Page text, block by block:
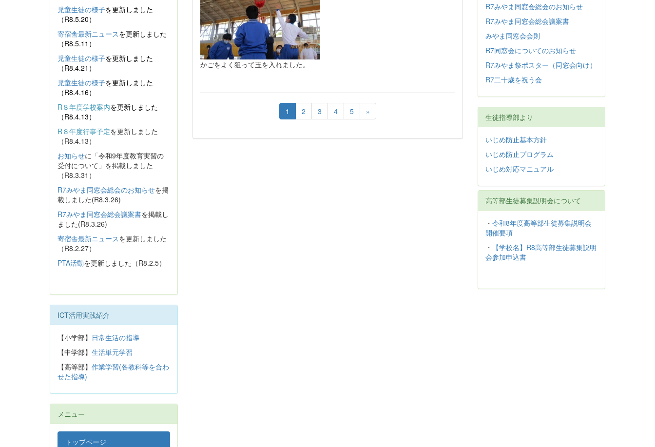
かごをよく狙って玉を入れました。
1 2 3 4 5 »
児童生徒の様子を更新しました
（R8.5.20）
寄宿舎最新ニュースを更新しました
（R8.5.11）
児童生徒の様子を更新しました
（R8.4.21）
児童生徒の様子を更新しました
（R8.4.16）
R８年度学校案内を更新しました
（R8.4.13）
R８年度行事予定を更新しました
（R8.4.13）
お知らせに「令和9年度教育実習の
受付について」を掲載しました
（R8.3.31）
R7みやま同窓会総会のお知らせを掲
載しました(R8.3.26)
R7みやま同窓会総会議案書を掲載し
ました(R8.3.26)
寄宿舎最新ニュースを更新しました
（R8.2.27）
PTA活動を更新しました（R8.2.5）
ICT活用実践紹介
【小学部】 日常生活の指導
【中学部】 生活単元学習
【高等部】 作業学習(各教科等を合わ
せた指導)
メニュー
トップページ
R7みやま同窓会総会のお知らせ
R7みやま同窓会総会議案書
みやま同窓会会則
R7同窓会についてのお知らせ
R7みやま祭ポスター（同窓会向け）
R7二十歳を祝う会
生徒指導部より
いじめ防止基本方針
いじめ防止プログラム
いじめ対応マニュアル
高等部生徒募集説明会について
・ 令和8年度高等部生徒募集説明会
開催要項
・
【学校名】R8高等部生徒募集説明
会参加申込書